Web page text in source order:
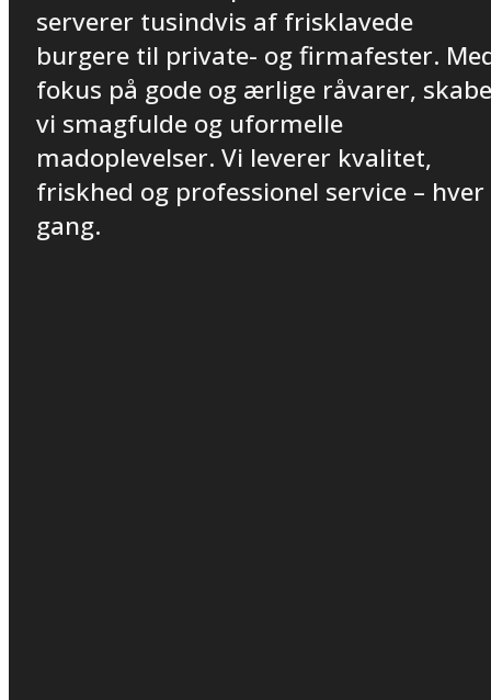
serverer tusindvis af frisklavede
burgere til private- og firmafester.
fokus på gode og ærlige råvarer,
vi smagfulde og uformelle
madoplevelser. Vi leverer kvalitet,
friskhed og professionel service – hver
gang.